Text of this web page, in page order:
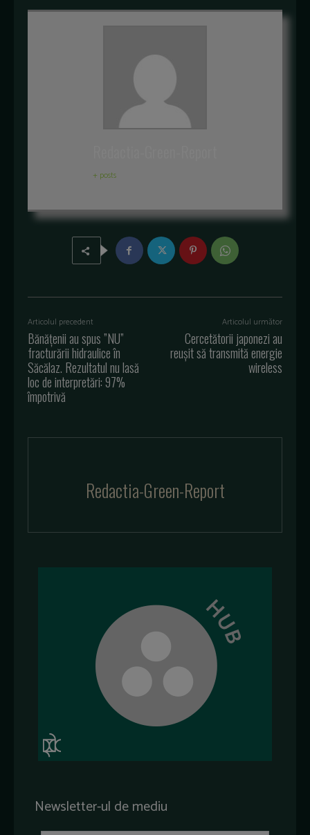
+ posts
Articolul precedent
Bănățenii au spus ”NU”
fracturării hidraulice în
Săcălaz. Rezultatul nu lasă
loc de interpretări: 97%
împotrivă
Articolul următor
Cercetătorii japonezi au
reușit să transmită energie
wireless
Redactia-Green-Report
Newsletter-ul de mediu